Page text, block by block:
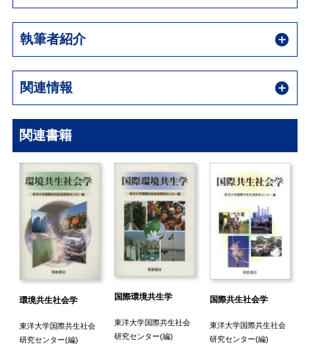
執筆者紹介
関連情報
関連書籍
社会学
国際共生社会
ター(編)
国際環境共生学
東洋大学国際共生社会
研究センター(編)
国際共生社会学
東洋大学国際共生社会
研究センター(編)
国際開発と
東洋大学国際
研究センター